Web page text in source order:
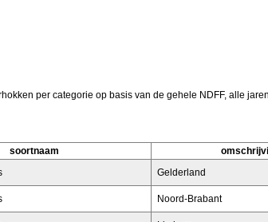
per categorie op basis van de gehele NDFF, alle
soortnaam
Gelderland
Noord-Brabant